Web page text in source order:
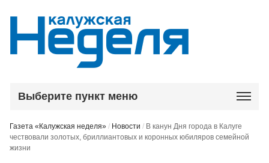
Выберите пункт меню
Газета «Калужская неделя» / Новости / В канун Дня города в Калуге
чествовали золотых, бриллиантовых и коронных юбиляров семейной
жизни